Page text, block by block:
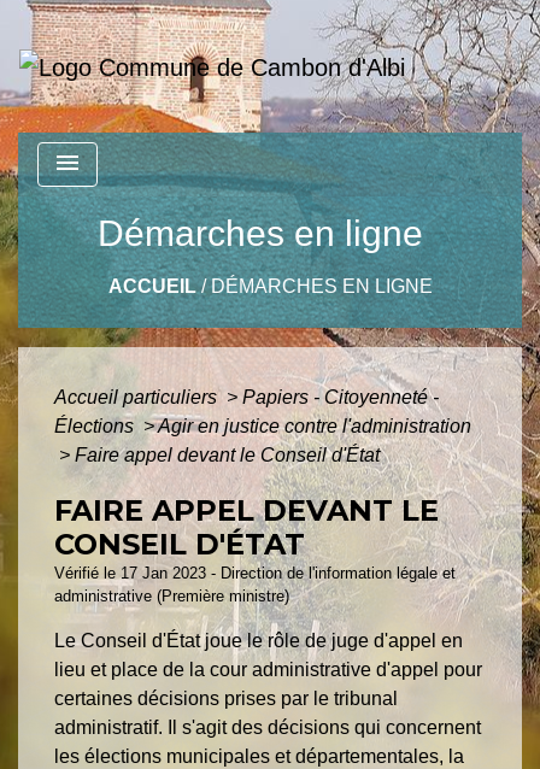
menu
Démarches en ligne
ACCUEIL/DÉMARCHES EN LIGNE
Accueil particuliers > Papiers - Citoyenneté -
Élections >Agir en justice contre l'administration
> Faire appel devant le Conseil d'État
FAIRE APPEL DEVANT LE
CONSEIL D'ÉTAT
Vérifié le 17 Jan 2023 - Direction de l'information légale et
administrative (Première ministre)
Le Conseil d'État joue le rôle de juge d'appel en
lieu et place de la cour administrative d'appel pour
certaines décisions prises par le tribunal
administratif. Il s'agit des décisions qui concernent
les élections municipales et départementales, la